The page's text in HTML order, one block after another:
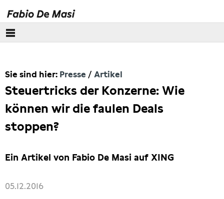
Europäisches Parlament
Themen
Presse
Pressebilder
Sie sind hier: Presse Artikel
Steuertricks der Konzerne: Wie
können wir die faulen Deals
stoppen?
Ein Artikel von Fabio De Masi auf XING
05.12.2016